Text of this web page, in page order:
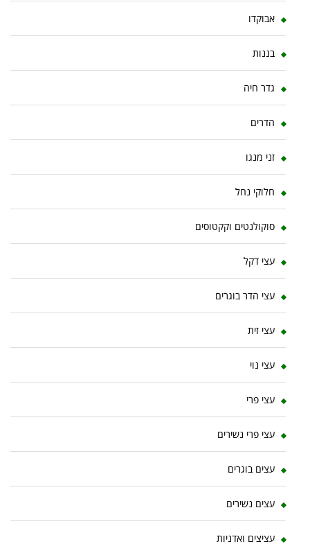
אבוקדו
בננות
גדר חיה
הדרים
זני מנגו
חלוקי נחל
סוקולנטים וקקטוסים
עצי דקל
עצי הדר בוגרים
עצי זית
עצי נוי
עצי פרי
עצי פרי נשירים
עצים בוגרים
עצים נשירים
עציצים ואדניות